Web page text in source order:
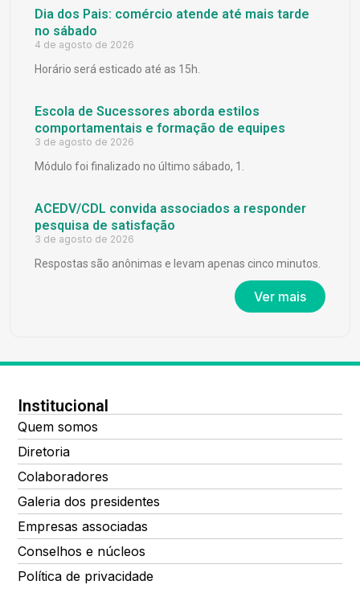
Dia dos Pais: comércio atende até mais tarde
no sábado
4 de agosto de 2026
Horário será esticado até as 15h.
Escola de Sucessores aborda estilos
comportamentais e formação de equipes
3 de agosto de 2026
Módulo foi finalizado no último sábado, 1.
ACEDV/CDL convida associados a responder
pesquisa de satisfação
3 de agosto de 2026
Respostas são anônimas e levam apenas cinco minutos.
Ver mais
Institucional
Quem somos
Diretoria
Colaboradores
Galeria dos presidentes
Empresas associadas
Conselhos e núcleos
Política de privacidade